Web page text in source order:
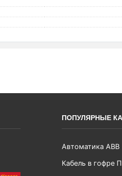
ПОПУЛЯРНЫЕ
Автоматика ABB
Кабель в гофре